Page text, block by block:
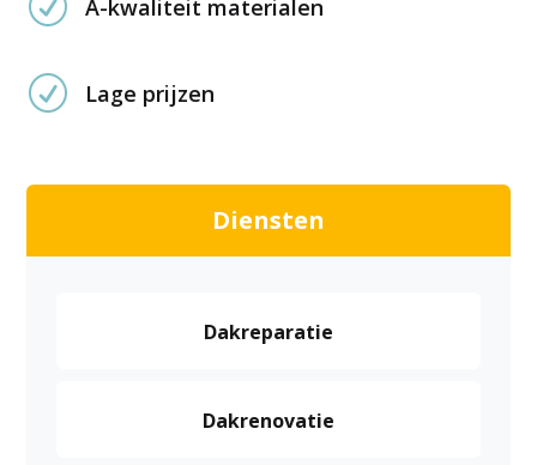
A-kwaliteit materialen
R Lage prijzen
Diensten
Dakreparatie
Dakrenovatie